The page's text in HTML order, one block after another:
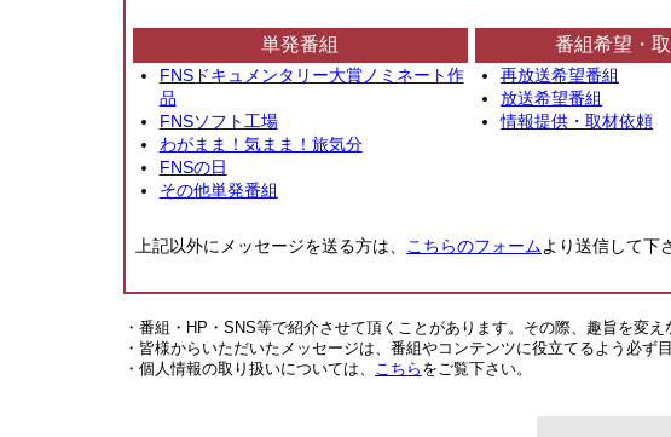
単発番組
FNSドキュメンタリー大賞ノミネート作
品
FNSソフト工場
わがまま！気まま！旅気分
FNSの日
その他単発番組
番組希望・
再放送希望番組
放送希望番組
情報提供・取材依頼
上記以外にメッセージを送る方は、 こちらのフォームより送信して下
・番組・HP・SNS等で紹介させて頂くことがあります。その際、趣旨を変
・皆様からいただいたメッセージは、番組やコンテンツに役立てるよう必
・個人情報の取り扱いについては、
こちら をご覧下さい。